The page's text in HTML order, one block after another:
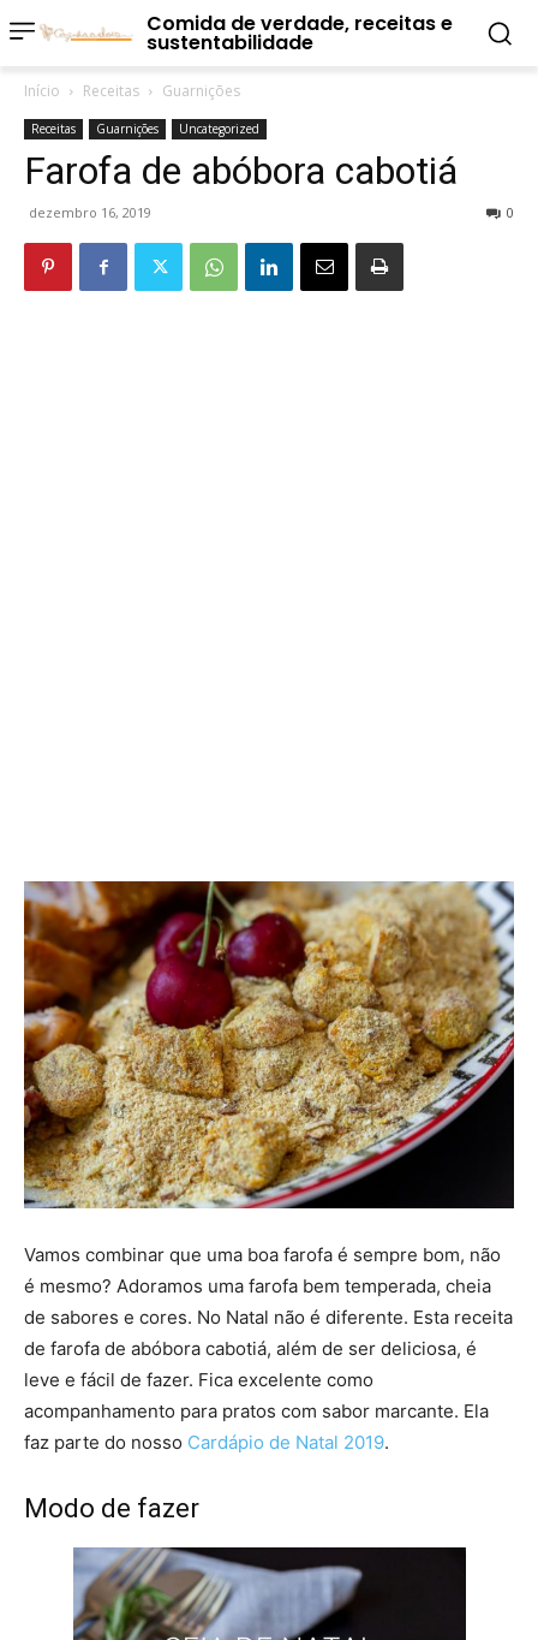
Comida de verdade, receitas e
sustentabilidade
Início Receitas Guarnições
Receitas Guarnições Uncategorized
Farofa de abóbora cabotiá
dezembro 16, 2019 0
Vamos combinar que uma boa farofa é sempre bom, não
é mesmo? Adoramos uma farofa bem temperada, cheia
de sabores e cores. No Natal não é diferente. Esta receita
de farofa de abóbora cabotiá, além de ser deliciosa, é
leve e fácil de fazer. Fica excelente como
acompanhamento para pratos com sabor marcante. Ela
faz parte do nosso Cardápio de Natal 2019.
Modo de fazer